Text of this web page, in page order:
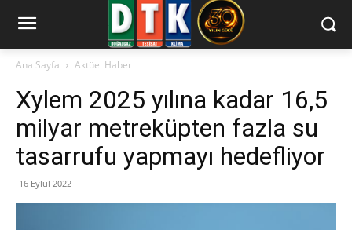
Ana Sayfa Aktüel Haber
Xylem 2025 yılına kadar 16,5
milyar metreküpten fazla su
tasarrufu yapmayı hedefliyor
16 Eylül 2022